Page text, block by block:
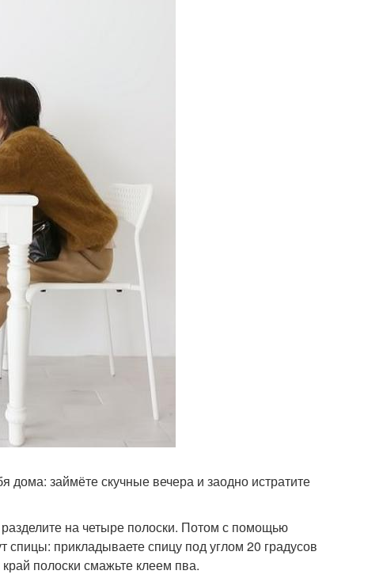
дома: займёте скучные вечера и заодно истратите
разделите на четыре полоски. Потом с помощью
спицы: прикладываете спицу под углом 20 градусов
полоски смажьте клеем пва.